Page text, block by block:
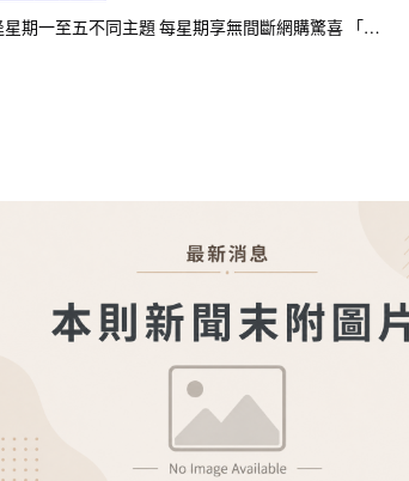
星期一至五不同主題 每星期享無間斷網購驚喜 「…